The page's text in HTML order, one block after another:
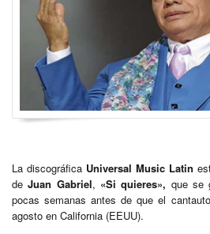
La discográfica Universal Music Latin
deJuan Gabriel, «Si quieres», que se
pocas semanas antes de que el
agosto en California (EEUU).